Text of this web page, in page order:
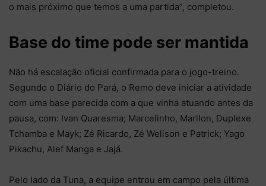
o mais próximo que temos a uma partida”, completou.
Base do time pode ser mantida
Não há escalação oficial confirmada para o jogo-treino.
Segundo o Diário do Pará, o Remo deve iniciar a atividade
com uma base parecida com a que vinha atuando antes da
pausa, com: Ivan Quaresma; Marcelinho, Marllon, Duplexe
Tchamba e Mayk; Zé Ricardo, Zé Welison e Patrick; Yago
Pikachu, Alef Manga e Jajá.
Pelo lado da Tuna, a equipe entrou em campo pela última